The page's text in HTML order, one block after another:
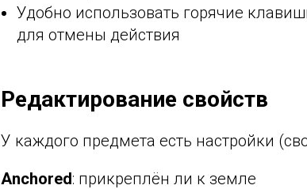
Удобно использовать горячие
для отмены действия
Редактирование свойств
У каждого предмета есть настройки
Anchored: прикреплён ли к земле